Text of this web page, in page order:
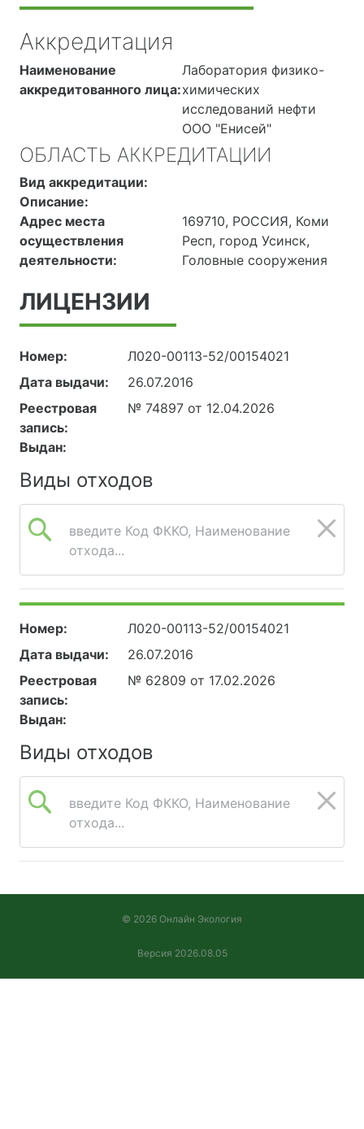
Аккредитация
Наименование
аккредитованного лица:
Лаборатория физико-
химических
исследований нефти
ООО "Енисей"
ОБЛАСТЬ АККРЕДИТАЦИИ
Вид аккредитации:
Описание:
Адрес места
осуществления
деятельности:
169710, РОССИЯ, Коми
Респ, город Усинск,
Головные сооружения
ЛИЦЕНЗИИ
Номер:
Л020-00113-52/00154021
Дата выдачи:
26.07.2016
Реестровая
запись:
№ 74897 от 12.04.2026
Выдан:
Виды отходов
введите Код ФККО, Наименование
отхода...
Номер:
Л020-00113-52/00154021
Дата выдачи:
26.07.2016
Реестровая
запись:
№ 62809 от 17.02.2026
Выдан:
Виды отходов
введите Код ФККО, Наименование
отхода...
© 2026 Онлайн Экология
Версия 2026.08.05